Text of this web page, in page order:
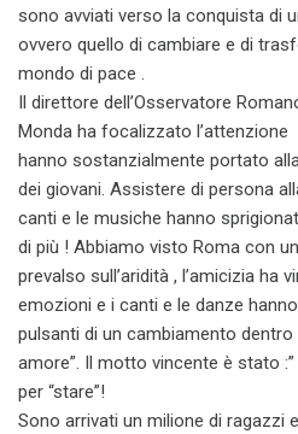
sono avviati verso la conquista di
ovvero quello di cambiare e di
mondo di pace .
Il direttore dell’Osservatore
Monda ha focalizzato
hanno sostanzialmente portato
dei giovani. Assistere di persona
canti e le musiche hanno
di più ! Abbiamo visto Roma con
prevalso sull’aridità , l’amicizia ha
emozioni e i canti e le danze
pulsanti di un cambiamento
amore”. Il motto vincente è stato
per “stare”!
Sono arrivati un milione di ragazzi